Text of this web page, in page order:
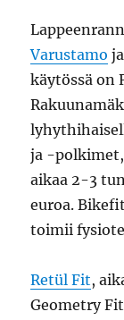
Varustamo
käytössä on
ja -polkimet,
aikaa 2-3
euroa.
toimii
Retül Fit,
Geometry